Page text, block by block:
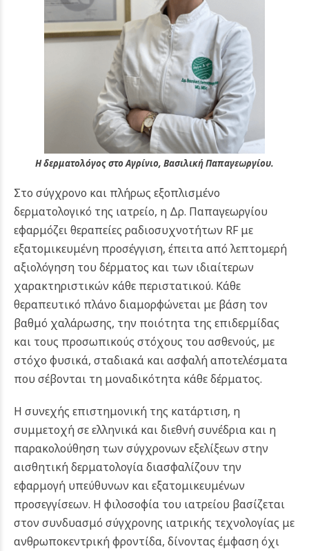
Η δερματολόγος στο Αγρίνιο, Βασιλική Παπαγεωργίου.
Στο σύγχρονο και πλήρως εξοπλισμένο
δερματολογικό της ιατρείο, η Δρ. Παπαγεωργίου
εφαρμόζει θεραπείες ραδιοσυχνοτήτων RF με
εξατομικευμένη προσέγγιση, έπειτα από λεπτομερή
αξιολόγηση του δέρματος και των ιδιαίτερων
χαρακτηριστικών κάθε περιστατικού. Κάθε
θεραπευτικό πλάνο διαμορφώνεται με βάση τον
βαθμό χαλάρωσης, την ποιότητα της επιδερμίδας
και τους προσωπικούς στόχους του ασθενούς, με
στόχο φυσικά, σταδιακά και ασφαλή αποτελέσματα
που σέβονται τη μοναδικότητα κάθε δέρματος.
Η συνεχής επιστημονική της κατάρτιση, η
συμμετοχή σε ελληνικά και διεθνή συνέδρια και η
παρακολούθηση των σύγχρονων εξελίξεων στην
αισθητική δερματολογία διασφαλίζουν την
εφαρμογή υπεύθυνων και εξατομικευμένων
προσεγγίσεων. Η φιλοσοφία του ιατρείου βασίζεται
στον συνδυασμό σύγχρονης ιατρικής τεχνολογίας με
ανθρωποκεντρική φροντίδα, δίνοντας έμφαση όχι